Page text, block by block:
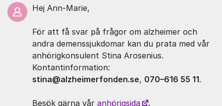
Hej Ann-Marie,
För att få svar på frågor om alzheimer och
andra demenssjukdomar kan du prata med vår
anhörigkonsulent Stina Arosenius.
Kontantinformation:
stina@alzheimerfonden.se, 070–616 55 11.
Besök gärna vår anhörigsida .